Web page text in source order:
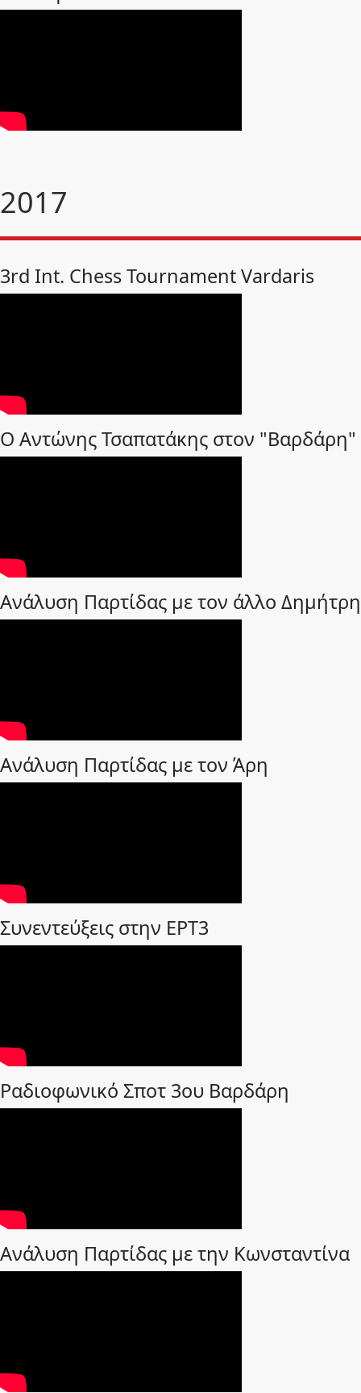
2017
3rd Int. Chess Tournament Vardaris
Ο Αντώνης Τσαπατάκης στον "Βαρδάρη"
Ανάλυση Παρτίδας με τον άλλο Δημήτρη
Ανάλυση Παρτίδας με τον Άρη
Συνεντεύξεις στην ΕΡΤ3
Ραδιοφωνικό Σποτ 3ου Βαρδάρη
Ανάλυση Παρτίδας με την Κωνσταντίνα